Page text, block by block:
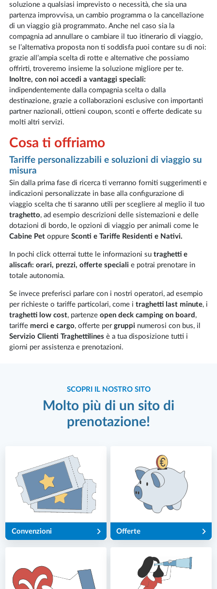
soluzione a qualsiasi imprevisto o necessità, che sia una
partenza improvvisa, un cambio programma o la cancellazione
di un viaggio già programmato. Anche nel caso sia la
compagnia ad annullare o cambiare il tuo itinerario di viaggio,
se l’alternativa proposta non ti soddisfa puoi contare su di noi:
grazie all’ampia scelta di rotte e alternative che possiamo
offrirti, troveremo insieme la soluzione migliore per te.
Inoltre, con noi accedi a vantaggi speciali:
indipendentemente dalla compagnia scelta o dalla
destinazione, grazie a collaborazioni esclusive con importanti
partner nazionali, ottieni coupon, sconti e offerte dedicate su
molti altri servizi.
Cosa ti offriamo
Tariffe personalizzabili e soluzioni di viaggio su
misura
Sin dalla prima fase di ricerca ti verranno forniti suggerimenti e
indicazioni personalizzate in base alla configurazione di
viaggio scelta che ti saranno utili per scegliere al meglio il tuo
traghetto, ad esempio descrizioni delle sistemazioni e delle
dotazioni di bordo, le opzioni di viaggio per animali come le
Cabine Petoppure Sconti e Tariffe Residenti e Nativi.
In pochi click otterrai tutte le informazioni su traghetti e
aliscafi: orari, prezzi, offerte speciali e potrai prenotare in
totale autonomia.
Se invece preferisci parlare con i nostri operatori, ad esempio
per richieste o tariffe particolari, come i traghetti last minute, i
traghetti low cost, partenze open deck camping on board ,
tariffe merci e cargo, offerte per gruppi numerosi con bus, il
Servizio Clienti Traghettilines è a tua disposizione tutti i
giorni per assistenza e prenotazioni.
SCOPRI IL NOSTRO SITO
Molto più di un sito di
prenotazione!
Convenzioni Offerte